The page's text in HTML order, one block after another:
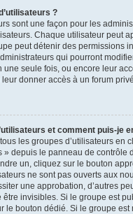
?
sont une façon pour les
Chaque utilisateur peut
peut détenir des permissions
qui pourront
une seule fois, ou encore leur
donner accès à un forum
et comment puis-je
les groupes d’utilisateurs en
» depuis le panneau de contrôle
un, cliquez sur le bouton
ne sont pas ouverts aux
une approbation, d’autres
être invisibles. Si le groupe est
le bouton dédié. Si le groupe est